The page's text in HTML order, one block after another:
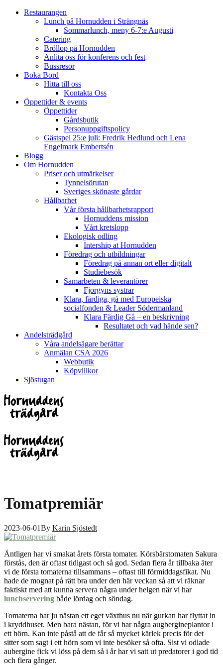
Restaurangen
Lunch på Hornudden i Strängnäs
Sommarlunch, meny 6-7:e Augusti
Catering
Bröllop på Hornudden
Anlita oss för konferens och fest
Bussresor
Boka Bord
Hitta till oss
Kontakta Oss
Öppettider & events
Öppettider
Gårdsbutik
Personuppgiftspolicy
Gästspel 25:e juli: Fredrik Hedlund och Lena
Engelmark Embertsén
Blogg
Om Hornudden
Priser och utmärkelser
Tynnelsörutan
Sveriges skönaste gårdar
Hållbarhet
Vår första hållbarhetsrapport
Hornuddens mission
Vårt kretslopp
Ekologisk odling
Intership at Hornudden
Föredrag och utbildningar
Föredrag på annan ort eller digitalt
Studiebesök
Samarbeten & leverantörer
Fjorgyns systrar
Klara, färdiga, gå med Europeiska
socialfonden & Leader Södermanland
Klara Färdig Gå – en beskrivning
Resultatet och vad hände sen?
Andelsträdgård
Våra andelsägare berättar
Anmälan CSA 2026
Webbutik
Köpvillkor
Sjöstugan
Tomatpremiär
2023-06-01By Karin Sjöstedt
Äntligen har vi smakat årets första tomater. Körsbärstomaten Sakura
förstås, den är oftast tidigast och så god. Sedan flera år tillbaka äter
vi de första tomaterna tillsammans – oftast till förmiddagsfikat. Nu
hade de mognat på rätt bra under den här veckan så att vi räknar
faktiskt med att kunna servera några under helgen när vi har
lunchservering både lördag och söndag.
Tomaterna har ju nästan ett eget växthus nu när gurkan har flyttat in
i kryddhuset. Men bara nästan, för vi har några augbergineplantor i
ett hörn. Kan inte påstå att de får så mycket kärlek precis för det
sitter som sagt i ett hörn som vi inte besöker så ofta. Sist vi odlade
aubergine fick vi löss på dem så i år har vi satt ut predatorer i god tid
och flera gånger.